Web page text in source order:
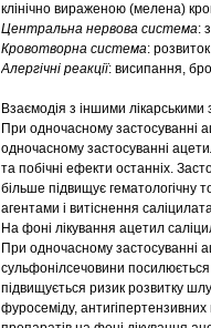
клінічно вираженою (мелена)
Центральна нервова система:
Кровотворна система:
Алергічні реакції: висипання,
Взаємодія з іншими
При одночасному застосуванні
одночасному застосуванні
та побічні ефекти останніх.
більше підвищує гематологічну
агентами і витіснення
На фоні лікування ацетил
При одночасному застосуванні
сульфонілсечовини посилюється
підвищується ризик розвитку
фуросеміду,